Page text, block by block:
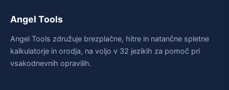
Angel Tools
Angel Tools združuje brezplačne, hitre in natančne spletne
kalkulatorje in orodja, na voljo v 32 jezikih za pomoč pri
vsakodnevnih opravilih.